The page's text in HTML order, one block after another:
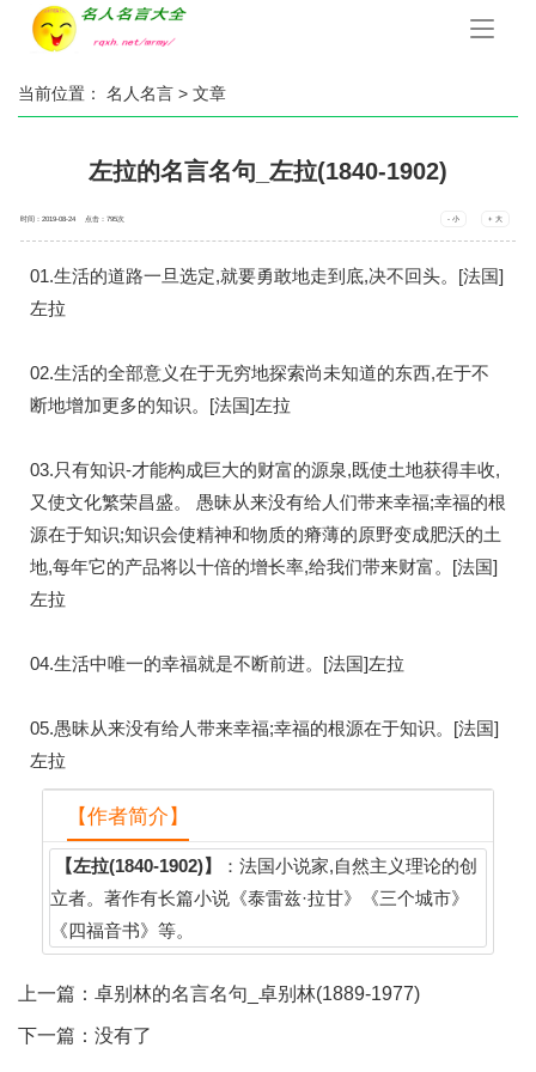
手
当前位置： 名人名言 > 文章
左拉的名言名句_左拉(1840-1902)
时间：2019-08-24 点击：795次 - 小 + 大
01.生活的道路一旦选定,就要勇敢地走到底,决不回头。[法国]
左拉
02.生活的全部意义在于无穷地探索尚未知道的东西,在于不
断地增加更多的知识。[法国]左拉
03.只有知识-才能构成巨大的财富的源泉,既使土地获得丰收,
又使文化繁荣昌盛。 愚昧从来没有给人们带来幸福;幸福的根
源在于知识;知识会使精神和物质的瘠薄的原野变成肥沃的土
地,每年它的产品将以十倍的增长率,给我们带来财富。[法国]
左拉
04.生活中唯一的幸福就是不断前进。[法国]左拉
05.愚昧从来没有给人带来幸福;幸福的根源在于知识。[法国]
左拉
【作者简介】
【左拉(1840-1902)】
：法国小说家,自然主义理论的创
立者。著作有长篇小说《泰雷兹·拉甘》《三个城市》
《四福音书》等。
上一篇： 卓别林的名言名句_卓别林(1889-1977)
下一篇：没有了